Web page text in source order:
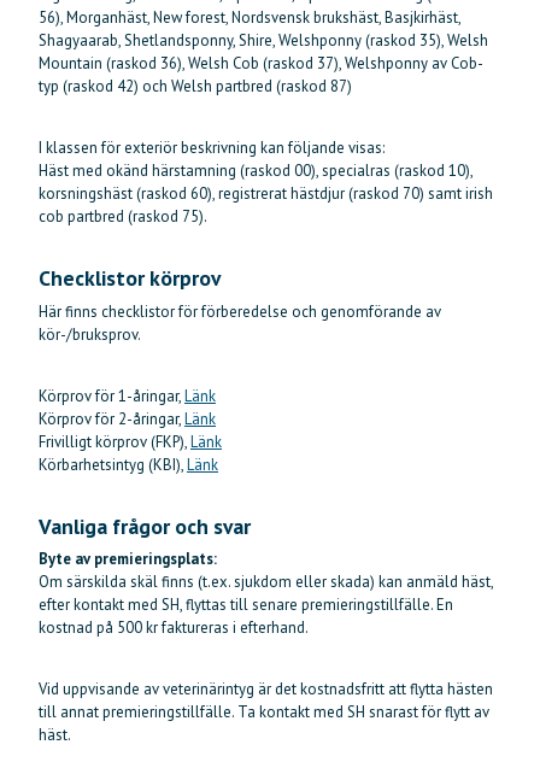
56), Morganhäst, New forest, Nordsvensk brukshäst, Basjkirhäst,
Shagyaarab, Shetlandsponny, Shire, Welshponny (raskod 35), Welsh
Mountain (raskod 36), Welsh Cob (raskod 37), Welshponny av Cob-
typ (raskod 42) och Welsh partbred (raskod 87)
I klassen för exteriör beskrivning kan följande visas:
Häst med okänd härstamning (raskod 00), specialras (raskod 10),
korsningshäst (raskod 60), registrerat hästdjur (raskod 70) samt irish
cob partbred (raskod 75).
Checklistor körprov
Här finns checklistor för förberedelse och genomförande av
kör-/bruksprov.
Körprov för 1-åringar,Länk
Körprov för 2-åringar,Länk
Frivilligt körprov (FKP),Länk
Körbarhetsintyg (KBI),Länk
Vanliga frågor och svar
Byte av premieringsplats:
Om särskilda skäl finns (t.ex. sjukdom eller skada) kan anmäld häst,
efter kontakt med SH, flyttas till senare premieringstillfälle. En
kostnad på 500 kr faktureras i efterhand.
Vid uppvisande av veterinärintyg är det kostnadsfritt att flytta hästen
till annat premieringstillfälle. Ta kontakt med SH snarast för flytt av
häst.